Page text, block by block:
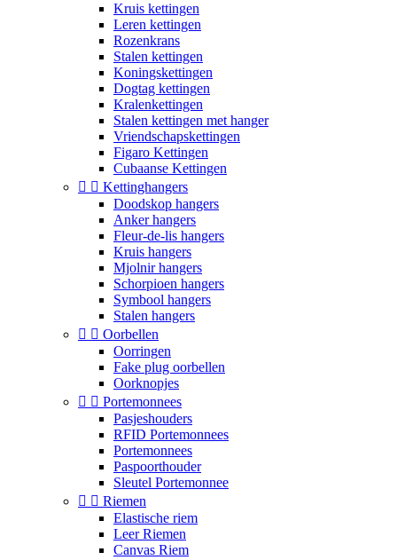
Kruis kettingen
Leren kettingen
Rozenkrans
Stalen kettingen
Koningskettingen
Dogtag kettingen
Kralenkettingen
Stalen kettingen met hanger
Vriendschapskettingen
Figaro Kettingen
Cubaanse Kettingen
  Kettinghangers
Doodskop hangers
Anker hangers
Fleur-de-lis hangers
Kruis hangers
Mjolnir hangers
Schorpioen hangers
Symbool hangers
Stalen hangers
  Oorbellen
Oorringen
Fake plug oorbellen
Oorknopjes
  Portemonnees
Pasjeshouders
RFID Portemonnees
Portemonnees
Paspoorthouder
Sleutel Portemonnee
  Riemen
Elastische riem
Leer Riemen
Canvas Riem